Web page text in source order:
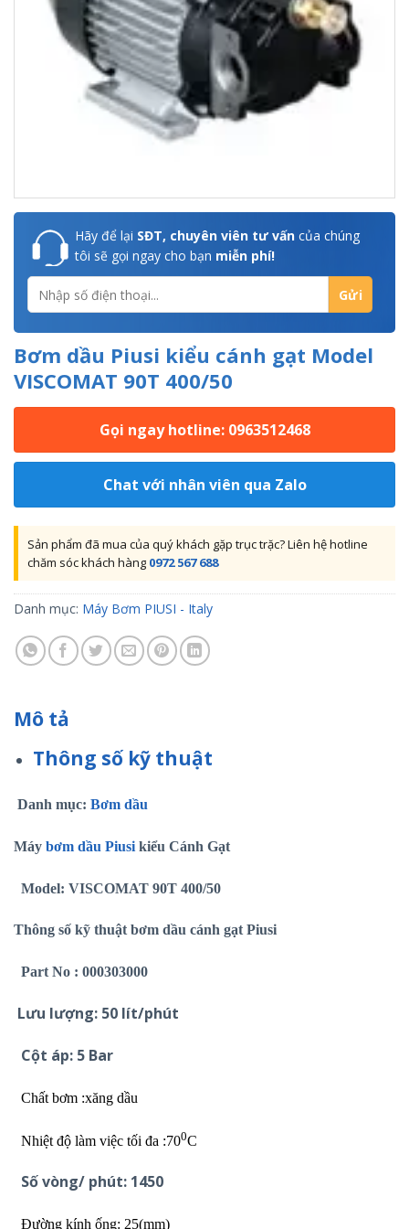
Hãy để lại SĐT, chuyên viên tư vấn của chúng
tôi sẽ gọi ngay cho bạn miễn phí!
Bơm dầu Piusi kiểu cánh gạt Model
VISCOMAT 90T 400/50
Gọi ngay hotline: 0963512468
Chat với nhân viên qua Zalo
Sản phẩm đã mua của quý khách gặp trục trặc? Liên hệ hotline
chăm sóc khách hàng 0972 567 688
Danh mục: Máy Bơm PIUSI - Italy
Mô tả
Thông số kỹ thuật
Danh mục: Bơm dầu
Máy bơm dầu Piusi kiểu Cánh Gạt
Model: VISCOMAT 90T 400/50
Thông số kỹ thuật bơm dầu cánh gạt Piusi
Part No : 000303000
Lưu lượng: 50 lít/phút
Cột áp: 5 Bar
Chất bơm :xăng dầu
Nhiệt độ làm việc tối đa :700C
Số vòng/ phút: 1450
Đường kính ống: 25(mm)